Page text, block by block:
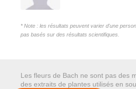
* Note : les résultats peuvent varier d'une
pas basés sur des résultats scientifiques.
Les fleurs de Bach ne sont pas des
des extraits de plantes utilisés en